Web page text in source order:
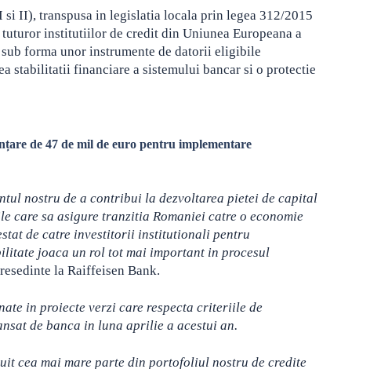
II), transpusa in legislatia locala prin legea 312/2015
institutiilor de credit din Uniunea Europeana a
forma unor instrumente de datorii eligibile
stabilitatii financiare a sistemului bancar si o protectie
de 47 de mil de euro pentru implementare
nostru de a contribui la dezvoltarea pietei de capital
care sa asigure tranzitia Romaniei catre o economie
de catre investitorii institutionali pentru
joaca un rol tot mai important in procesul
la Raiffeisen Bank.
in proiecte verzi care respecta criteriile de
de banca in luna aprilie a acestui an.
cea mai mare parte din portofoliul nostru de credite